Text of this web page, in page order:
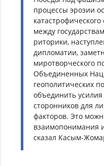
процессы эрозии
между
риторики,
дипломатии,
миротворческого
Объединенных
геополитических
объединить
сторонников для
факторов. Это
взаимопонимания
сказал Касым-